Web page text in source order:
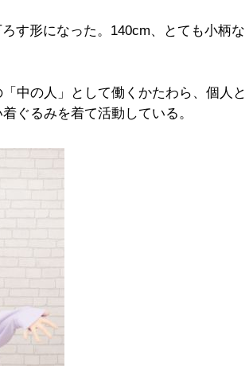
す形になった。140cm、とても小柄な
中の人」として働くかたわら、個人と
ぐるみを着て活動している。